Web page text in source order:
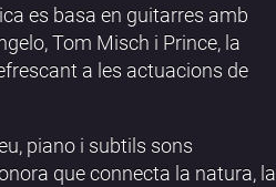
es basa en guitarres amb
Tom Misch i Prince, la
a les actuacions de
piano i subtils sons
que connecta la natura, la